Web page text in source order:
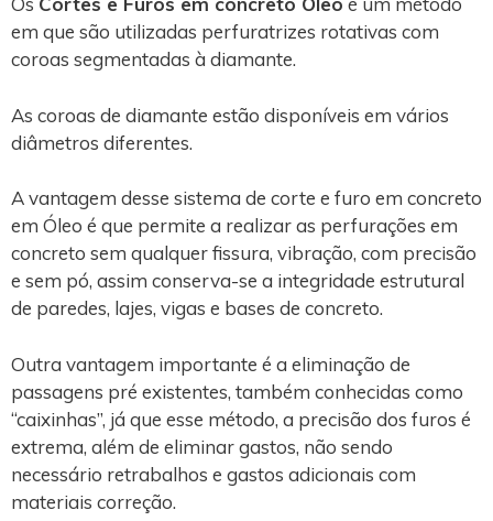
em que são utilizadas perfuratrizes rotativas com
coroas segmentadas à diamante.
As coroas de diamante estão disponíveis em vários
diâmetros diferentes.
A vantagem desse sistema de corte e furo em concreto
em Óleo é que permite a realizar as perfurações em
concreto sem qualquer fissura, vibração, com precisão
e sem pó, assim conserva-se a integridade estrutural
de paredes, lajes, vigas e bases de concreto.
Outra vantagem importante é a eliminação de
passagens pré existentes, também conhecidas como
“caixinhas”, já que esse método, a precisão dos furos é
extrema, além de eliminar gastos, não sendo
necessário retrabalhos e gastos adicionais com
materiais correção.